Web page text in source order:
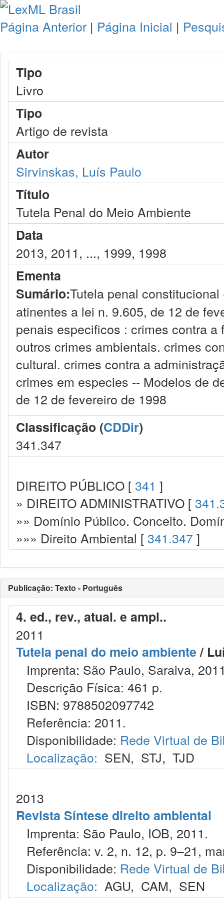
Página Anterior | Página Inicial |
Tipo
Livro
Tipo
Artigo de revista
Autor
Sirvinskas, Luís Paulo
Título
Tutela Penal do Meio Ambiente
Data
2013, 2011, ..., 1999, 1998
Ementa
Sumário:Tutela penal
atinentes a lei n. 9.605, de 12 de
penais especificos : crimes contra
outros crimes ambientais. crimes
cultural. crimes contra a
crimes em especies -- Modelos de
de 12 de fevereiro de 1998
Classificação (CDDir)
341.347
DIREITO PÚBLICO [ 341 ]
» DIREITO ADMINISTRATIVO [
»» Domínio Público. Conceito.
»»» Direito Ambiental [ 341.347 ]
Publicação: Texto - Português
4. ed., rev., atual. e ampl..
2011
Tutela penal do meio ambiente/
Imprenta: São Paulo, Saraiva,
Descrição Física: 461 p.
ISBN: 9788502097742
Referência: 2011.
Disponibilidade: Rede Virtual de
Localização: SEN, STJ, TJD
2013
Revista Síntese direito ambiental
Imprenta: São Paulo, IOB, 2011.
Referência: v. 2, n. 12, p. 9–21,
Disponibilidade: Rede Virtual de
Localização: AGU, CAM, SEN